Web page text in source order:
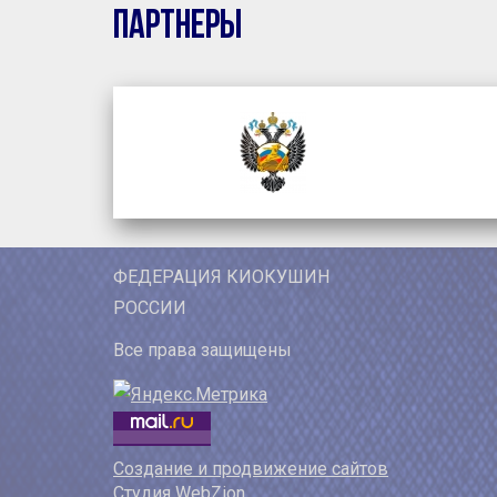
Партнеры
ФЕДЕРАЦИЯ КИОКУШИН
РОССИИ
Все права защищены
Создание и продвижение сайтов